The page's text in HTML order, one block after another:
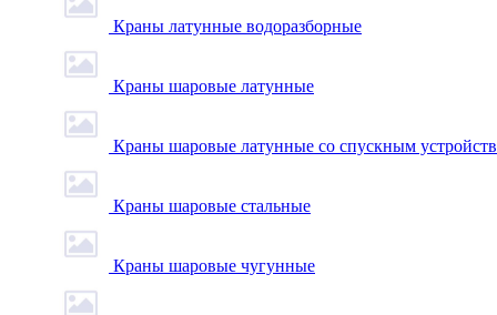
Краны латунные водоразборные
Краны шаровые латунные
Краны шаровые латунные со спускным
Краны шаровые стальные
Краны шаровые чугунные